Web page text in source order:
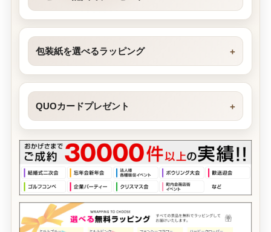
包装紙を選べるラッピング
QUOカードプレゼント